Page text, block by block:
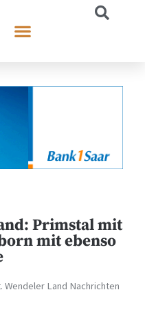
Primstal mit
mit ebenso
Wendeler Land Nachrichten